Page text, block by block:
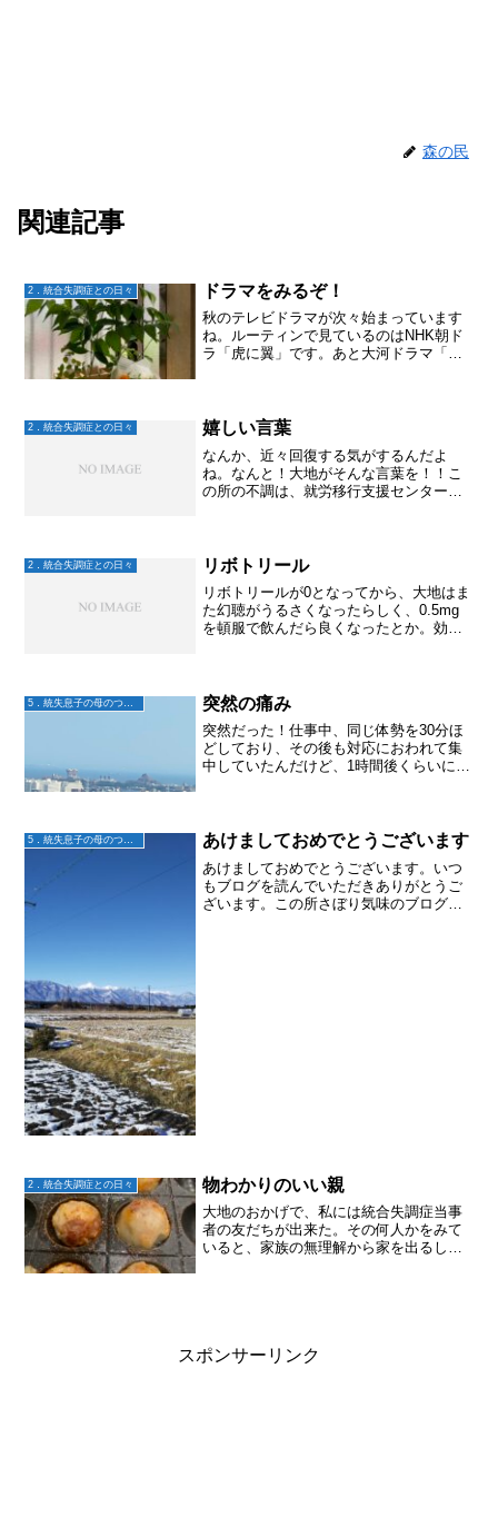
森の民
関連記事
2．統合失調症との日々 ドラマをみるぞ！
秋のテレビドラマが次々始まっています
ね。ルーティンで見ているのはNHK朝ド
ラ「虎に翼」です。あと大河ドラマ「光
面白そう♪金曜の夜はこの...
2．統合失調症との日々 嬉しい言葉
なんか、近々回復する気がするんだよ
ね。なんと！大地がそんな言葉を！！こ
の所の不調は、就労移行支援センターへ
ど。まさか大地からそんな言...
2．統合失調症との日々 リボトリール
リボトリールが0となってから、大地はま
た幻聴がうるさくなったらしく、0.5mg
を頓服で飲んだら良くなったとか。効果
次回報告する感じ...
突然の痛み
突然だった！仕事中、同じ体勢を30分ほ
どしており、その後も対応におわれて集
中していたんだけど、1時間後くらいに落
くまで。痛いぞ！全部...
5．統失息子の母のつぶやき あけましておめでとうございます
あけましておめでとうございます。いつ
もブログを読んでいただきありがとうご
ざいます。この所さぼり気味のブログで
2．統合失調症との日々 物わかりのいい親
大地のおかげで、私には統合失調症当事
者の友だちが出来た。その何人かをみて
いると、家族の無理解から家を出るしか
スポンサーリンク